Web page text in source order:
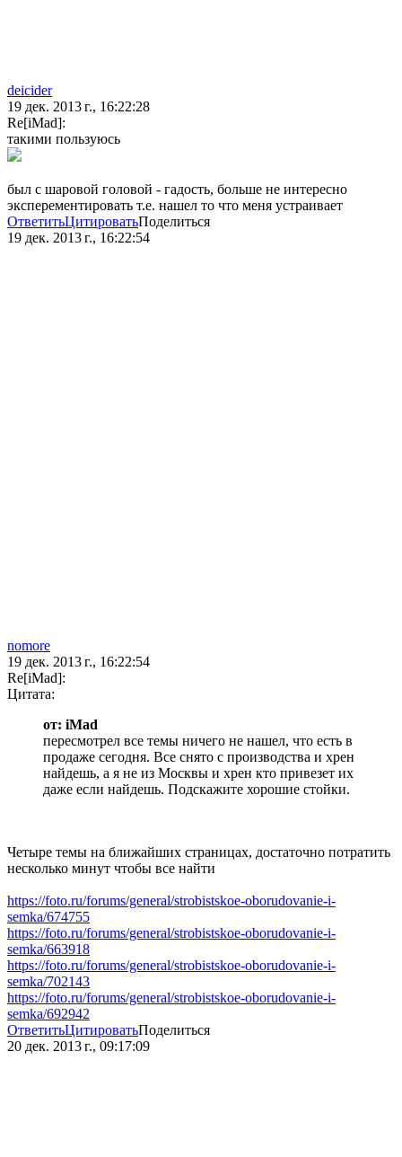
deicider
19 дек. 2013 г., 16:22:28
Re[iMad]:
такими пользуюсь
был с шаровой головой - гадость, больше не интересно
эксперементировать т.е. нашел то что меня устраивает
ОтветитьЦитироватьПоделиться
19 дек. 2013 г., 16:22:54
nomore
19 дек. 2013 г., 16:22:54
Re[iMad]:
Цитата:
от: iMad
пересмотрел все темы ничего не нашел, что есть в
продаже сегодня. Все снято с производства и хрен
найдешь, а я не из Москвы и хрен кто привезет их
даже если найдешь. Подскажите хорошие стойки.
Четыре темы на ближайших страницах, достаточно потратить
несколько минут чтобы все найти
https://foto.ru/forums/general/strobistskoe-oborudovanie-i-
semka/674755
https://foto.ru/forums/general/strobistskoe-oborudovanie-i-
semka/663918
https://foto.ru/forums/general/strobistskoe-oborudovanie-i-
semka/702143
https://foto.ru/forums/general/strobistskoe-oborudovanie-i-
semka/692942
ОтветитьЦитироватьПоделиться
20 дек. 2013 г., 09:17:09